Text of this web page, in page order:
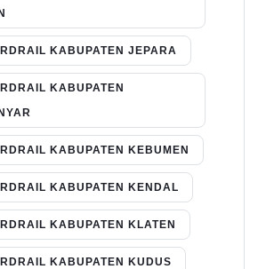
KABUPATEN JEPARA
KABUPATEN
KABUPATEN KEBUMEN
KABUPATEN KENDAL
KABUPATEN KLATEN
KABUPATEN KUDUS